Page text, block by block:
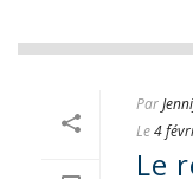
Par
Le4
Le